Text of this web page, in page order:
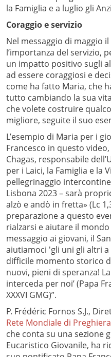
la Famiglia e a luglio gli
Coraggio e servizio
Nel messaggio di maggio
l’importanza del servizio,
un impatto positivo sugli
ad essere coraggiosi e
come ha fatto Maria, che
tutto cambiando la sua
che volete costruire
migliore, seguite il suo
L’esempio di Maria per i
Francesco in questo
Chagas, responsabile
per i Laici, la Famiglia e la
pellegrinaggio
Lisbona 2023 – sarà
alzò e andò in fretta» (Lc
preparazione a questo
rialzarsi e aiutare il
messaggio ai giovani, il
aiutiamoci 'gli uni gli altri
difficile momento storico
nuovi, pieni di speranza!
interceda per noi’ (Papa
XXXVI GMG)”.
P. Frédéric Fornos S.J.,
Rete Mondiale di
che conta su una sezione
Eucaristico Giovanile, ha